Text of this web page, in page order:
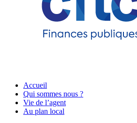
Accueil
Qui sommes nous ?
Vie de l’agent
Au plan local